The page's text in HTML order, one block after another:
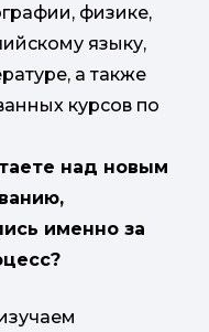
физике,
языку,
а также
курсов по
над новым
именно за